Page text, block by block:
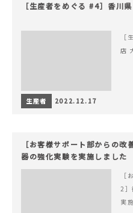
［生産者をめぐる #4］香川
［
店
生産者 2022.12.17
［お客様サポート部からの
器の強化実験を実施しました
［
2］
実